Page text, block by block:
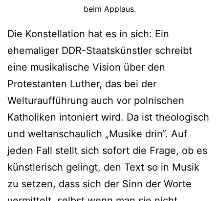
beim Applaus.
Die Konstellation hat es in sich: Ein
ehemaliger DDR-Staatskünstler schreibt
eine musikalische Vision über den
Protestanten Luther, das bei der
Welturaufführung auch vor polnischen
Katholiken intoniert wird. Da ist theologisch
und weltanschaulich „Musike drin“. Auf
jeden Fall stellt sich sofort die Frage, ob es
künstlerisch gelingt, den Text so in Musik
zu setzen, dass sich der Sinn der Worte